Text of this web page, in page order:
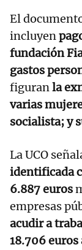
El
incluyen
fundación
gastos
figuranla
varias
socialista; y
La UCO
identificada
6.887 euros
empresas
acudir a
18.706